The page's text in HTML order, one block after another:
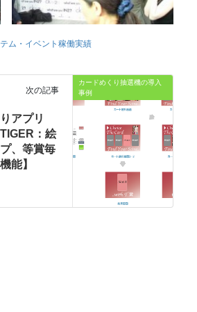
ム・イベント稼働実績
カードめくり抽選機の導入
事例
次の記事
アプリ
TIGER：絵
、等賞毎
能】